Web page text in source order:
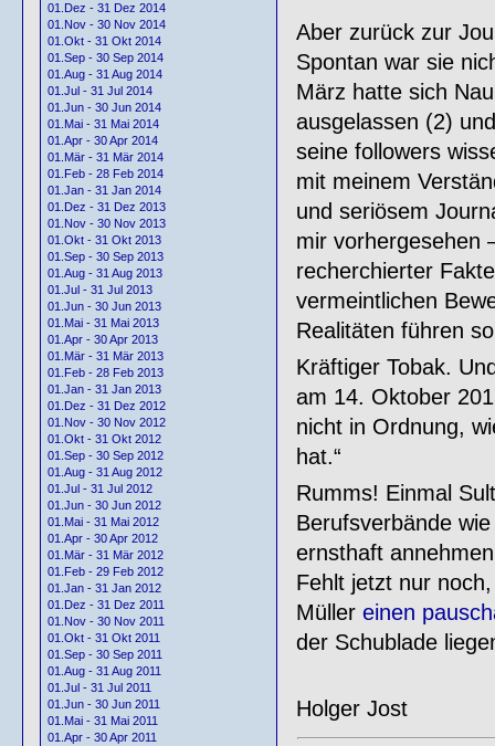
01.Dez - 31 Dez 2014
01.Nov - 30 Nov 2014
01.Okt - 31 Okt 2014
01.Sep - 30 Sep 2014
01.Aug - 31 Aug 2014
01.Jul - 31 Jul 2014
01.Jun - 30 Jun 2014
01.Mai - 31 Mai 2014
01.Apr - 30 Apr 2014
01.Mär - 31 Mär 2014
01.Feb - 28 Feb 2014
01.Jan - 31 Jan 2014
01.Dez - 31 Dez 2013
01.Nov - 30 Nov 2013
01.Okt - 31 Okt 2013
01.Sep - 30 Sep 2013
01.Aug - 31 Aug 2013
01.Jul - 31 Jul 2013
01.Jun - 30 Jun 2013
01.Mai - 31 Mai 2013
01.Apr - 30 Apr 2013
01.Mär - 31 Mär 2013
01.Feb - 28 Feb 2013
01.Jan - 31 Jan 2013
01.Dez - 31 Dez 2012
01.Nov - 30 Nov 2012
01.Okt - 31 Okt 2012
01.Sep - 30 Sep 2012
01.Aug - 31 Aug 2012
01.Jul - 31 Jul 2012
01.Jun - 30 Jun 2012
01.Mai - 31 Mai 2012
01.Apr - 30 Apr 2012
01.Mär - 31 Mär 2012
01.Feb - 29 Feb 2012
01.Jan - 31 Jan 2012
01.Dez - 31 Dez 2011
01.Nov - 30 Nov 2011
01.Okt - 31 Okt 2011
01.Sep - 30 Sep 2011
01.Aug - 31 Aug 2011
01.Jul - 31 Jul 2011
01.Jun - 30 Jun 2011
01.Mai - 31 Mai 2011
01.Apr - 30 Apr 2011
Aber zurück zur
Spontan war sie
März hatte sich
ausgelassen (2)
seine followers
mit meinem
und seriösem
mir vorhergesehen
recherchierter
vermeintlichen
Realitäten führen
Kräftiger Tobak.
am 14. Oktober
nicht in Ordnung,
hat.“
Rumms! Einmal
Berufsverbände
ernsthaft
Fehlt jetzt nur
Müller einen
der Schublade
Holger Jost